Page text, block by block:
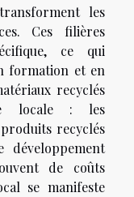
les
Ces filières
ce qui
formation et en
recyclés
locale : les
recyclés
de coûts
se manifeste